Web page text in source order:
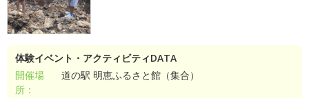
体験イベント・アクティビティDATA
開催場
所：
道の駅 明恵ふるさと館（集合）